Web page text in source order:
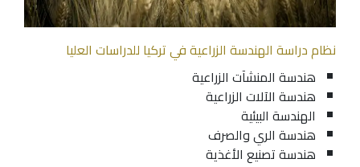
نظام دراسة الهندسة الزراعية في تركيا للدراسات العليا
هندسة المنشآت الزراعية
هندسة الآلات الزراعية
الهندسة البيئية
هندسة الري والصرف
هندسة تصنيع الأغذية